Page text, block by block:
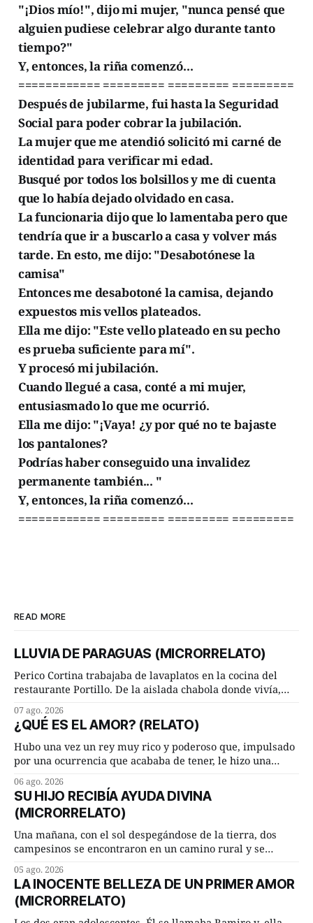
"¡Dios mío!", dijo mi mujer, "nunca pensé que
alguien pudiese celebrar algo durante tanto
tiempo?"
Y, entonces, la riña comenzó...
============ ========= ========= =========
Después de jubilarme, fui hasta la Seguridad
Social para poder cobrar la jubilación.
La mujer que me atendió solicitó mi carné de
identidad para verificar mi edad.
Busqué por todos los bolsillos y me di cuenta
que lo había dejado olvidado en casa.
La funcionaria dijo que lo lamentaba pero que
tendría que ir a buscarlo a casa y volver más
tarde. En esto, me dijo: "Desabotónese la
camisa"
Entonces me desabotoné la camisa, dejando
expuestos mis vellos plateados.
Ella me dijo: "Este vello plateado en su pecho
es prueba suficiente para mí".
Y procesó mi jubilación.
Cuando llegué a casa, conté a mi mujer,
entusiasmado lo que me ocurrió.
Ella me dijo: "¡Vaya! ¿y por qué no te bajaste
los pantalones?
Podrías haber conseguido una invalidez
permanente también... "
Y, entonces, la riña comenzó...
============ ========= ========= =========
READ MORE
LLUVIA DE PARAGUAS (MICRORRELATO)
Perico Cortina trabajaba de lavaplatos en la cocina del
restaurante Portillo. De la aislada chabola donde vivía,
cuarto de hora andando a buen paso. Cierta noche,
terminada su jornada laboral caminaba él hacía su mísera
morada cundo comenzó a llover
07 ago. 2026
¿QUÉ ES EL AMOR? (RELATO)
Hubo una vez un rey muy rico y poderoso que, impulsado
por una ocurrencia que acababa de tener, le hizo una
Dime, hombre sabio, ¿qué es el amor según tú? Su
consejero, que era muy prudente y astuto le respondió de
inmediato:
06 ago. 2026
SU HIJO RECIBÍA AYUDA DIVINA
(MICRORRELATO)
Una mañana, con el sol despegándose de la tierra, dos
campesinos se encontraron en un camino rural y se
remolachas, Manuel? —quiso saber uno. —Eso acabo de
hacer, Paco. ¿Cómo va ese maíz tuyo? --se interesó el otro.
—De momento mejor
05 ago. 2026
LA INOCENTE BELLEZA DE UN PRIMER AMOR
(MICRORRELATO)